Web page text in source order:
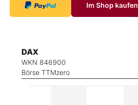
Im Shop kaufen
DAX
WKN 846900
Börse TTMzero